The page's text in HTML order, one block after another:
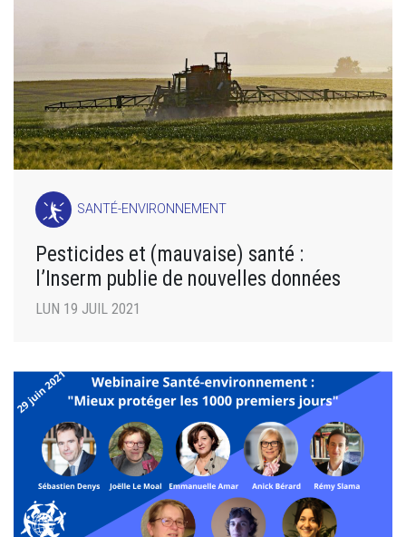
SANTÉ-ENVIRONNEMENT
Pesticides et (mauvaise) santé :
l’Inserm publie de nouvelles données
LUN 19 JUIL 2021